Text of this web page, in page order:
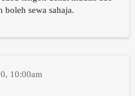
sewa sahaja.
10:00am